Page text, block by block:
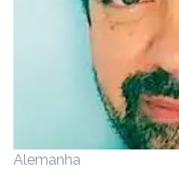
Alemanha